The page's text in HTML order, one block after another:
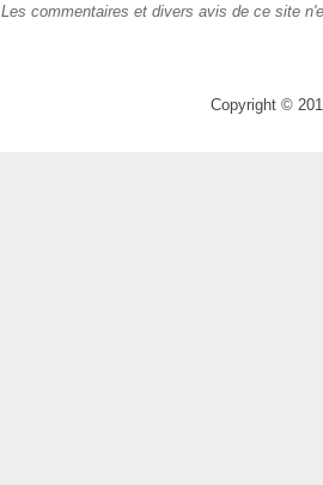
Les commentaires et divers avis de ce site
Copyright ©